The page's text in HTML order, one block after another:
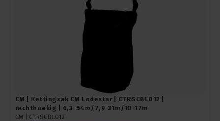
CM | Kettingzak CM Lodestar | CTRSCBL012 |
rechthoekig | 6,3-54m/7,9-31m/10-17m
CM | CTRSCBL012